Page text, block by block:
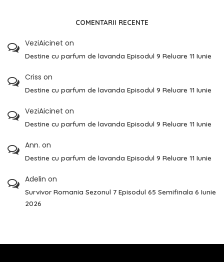
COMENTARII RECENTE
VeziAicinet on
Destine cu parfum de lavanda Episodul 9 Reluare 11 Iunie
Criss on
Destine cu parfum de lavanda Episodul 9 Reluare 11 Iunie
VeziAicinet on
Destine cu parfum de lavanda Episodul 9 Reluare 11 Iunie
Ann. on
Destine cu parfum de lavanda Episodul 9 Reluare 11 Iunie
Adelin on
Survivor Romania Sezonul 7 Episodul 65 Semifinala 6 Iunie
2026